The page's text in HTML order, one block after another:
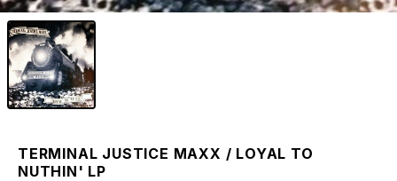
TERMINAL JUSTICE MAXX / LOYAL TO
NUTHIN' LP